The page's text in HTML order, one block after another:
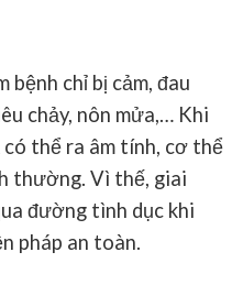
bệnh chỉ bị cảm, đau
chảy, nôn mửa,… Khi
thể ra âm tính, cơ thể
thường. Vì thế, giai
đường tình dục khi
pháp an toàn.